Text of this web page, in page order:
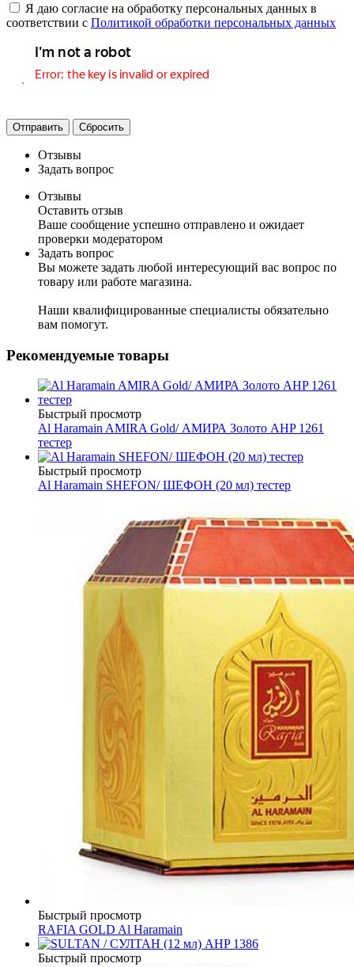
Я даю согласие на обработку персональных данных в
соответствии с Политикой обработки персональных данных
Отправить Сбросить
Отзывы
Задать вопрос
Отзывы
Оставить отзыв
Ваше сообщение успешно отправлено и ожидает
проверки модератором
Задать вопрос
Вы можете задать любой интересующий вас вопрос по
товару или работе магазина.
Наши квалифицированные специалисты обязательно
вам помогут.
Рекомендуемые товары
Быстрый просмотр
Al Haramain AMIRA Gold/ АМИРА Золото AHP 1261
тестер
Быстрый просмотр
Al Haramain SHEFON/ ШЕФОН (20 мл) тестер
Быстрый просмотр
RAFIA GOLD Al Haramain
Быстрый просмотр